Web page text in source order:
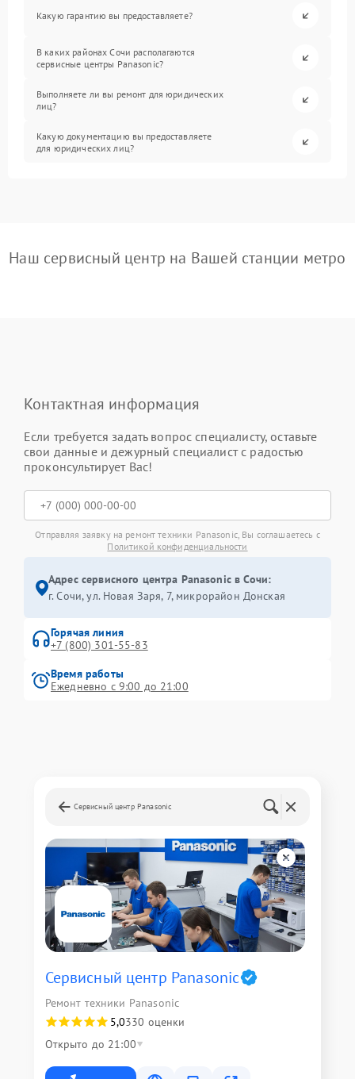
Какую гарантию вы предоставляете?
В каких районах Сочи располагаются
сервисные центры Panasonic?
Выполняете ли вы ремонт для юридических
лиц?
Какую документацию вы предоставляете
для юридических лиц?
Наш сервисный центр на Вашей станции метро
Контактная информация
Если требуется задать вопрос специалисту, оставьте
свои данные и дежурный специалист с радостью
проконсультирует Вас!
Отправляя заявку на ремонт техники Panasonic, Вы соглашаетесь с
Политикой конфиденциальности
Адрес сервисного центра Panasonic в Сочи:
г. Сочи, ул. Новая Заря, 7, микрорайон Донская
Горячая линия
+7 (800) 301-55-83
Время работы
Ежедневно с 9:00 до 21:00
Сервисный центр Panasonic
Сервисный центр Panasonic
Ремонт техники Panasonic
5,0330 оценки
Открыто до 21:00